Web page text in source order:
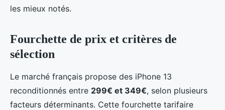
les mieux notés.
Fourchette de prix et critères de
sélection
Le marché français propose des iPhone 13
reconditionnés entre 299€ et 349€, selon plusieurs
facteurs déterminants. Cette fourchette tarifaire